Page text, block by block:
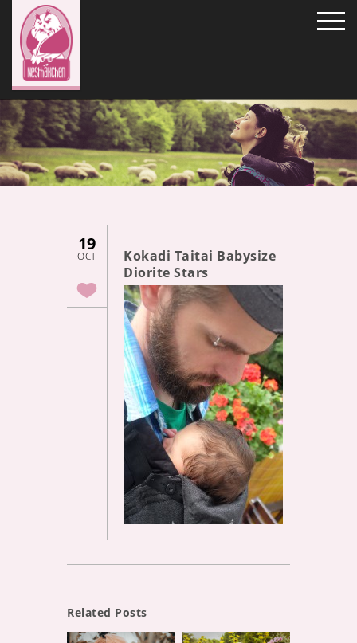
19
OCT
Kokadi Taitai Babysize
Diorite Stars
Related Posts